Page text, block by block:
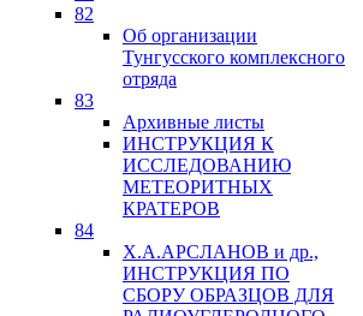
82
Об организации
Тунгусского комплексного
отряда
83
Архивные листы
ИНСТРУКЦИЯ К
ИССЛЕДОВАНИЮ
МЕТЕОРИТНЫХ
КРАТЕРОВ
84
Х.А.АРСЛАНОВ и др.,
ИНСТРУКЦИЯ ПО
СБОРУ ОБРАЗЦОВ ДЛЯ